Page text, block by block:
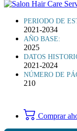
PERIODO DE
2021-2034
AÑO BASE:
2025
DATOS
2021-2024
NÚMERO DE
210
Comprar